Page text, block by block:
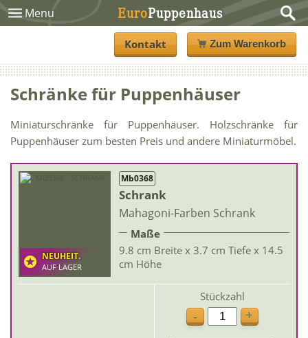
Menu EuroPuppenhaus
Kontakt Zum Warenkorb
Schränke für Puppenhäuser
Miniaturschränke für Puppenhäuser. Holzschränke für
Puppenhäuser zum besten Preis und andere Miniaturmöbel.
NEUHEIT.
AUF LAGER
Mb0368
Schrank
Mahagoni-Farben Schrank
Maße
9.8 cm Breite x 3.7 cm Tiefe x 14.5
cm Höhe
Stückzahl
-
+